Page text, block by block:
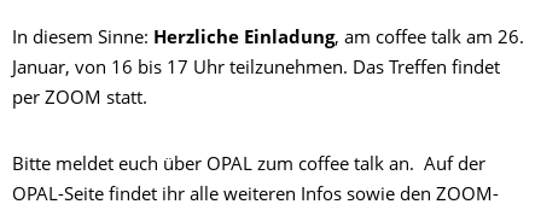
In diesem Sinne: Herzliche Einladung, am coffee talk am 26.
Januar, von 16 bis 17 Uhr teilzunehmen. Das Treffen findet
per ZOOM statt.
Bitte meldet euch über OPAL zum coffee talk an. Auf der
OPAL-Seite findet ihr alle weiteren Infos sowie den ZOOM-